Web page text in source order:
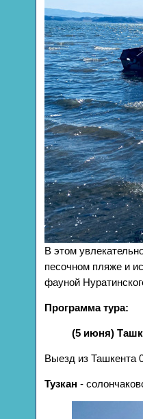
В этом
песочном пляже и
фауной
Программа тура:
(5 июня)
Выезд из Ташкента
Тузкан -